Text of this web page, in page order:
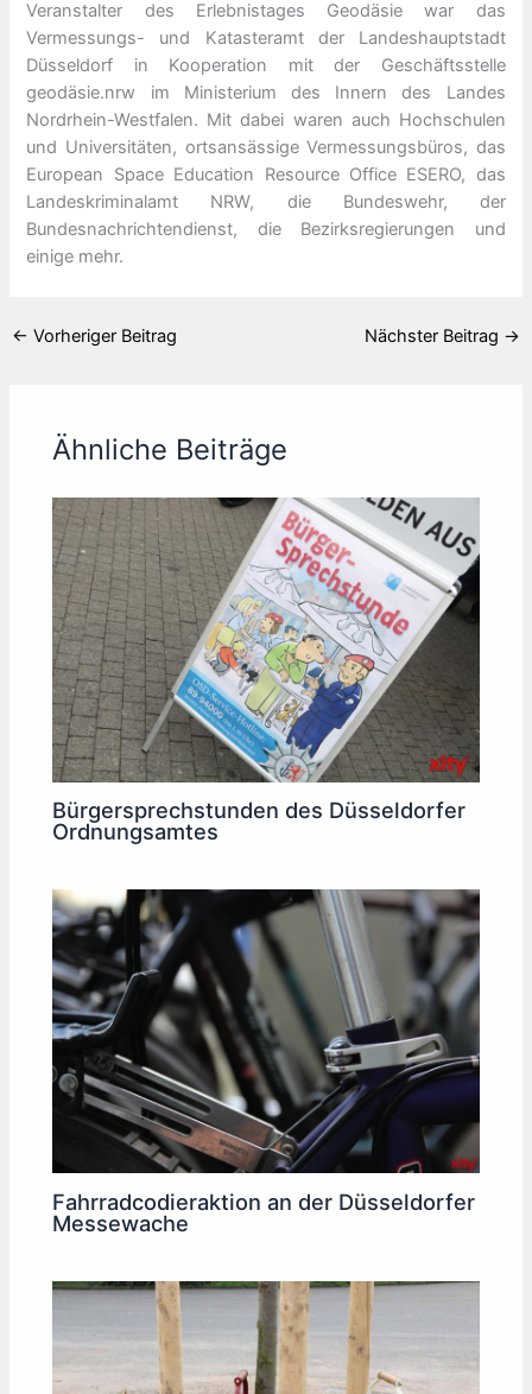
Veranstalter des Erlebnistages Geodäsie war das
Vermessungs- und Katasteramt der Landeshauptstadt
Düsseldorf in Kooperation mit der Geschäftsstelle
geodäsie.nrw im Ministerium des Innern des Landes
Nordrhein-Westfalen. Mit dabei waren auch Hochschulen
und Universitäten, ortsansässige Vermessungsbüros, das
European Space Education Resource Office ESERO, das
Landeskriminalamt NRW, die Bundeswehr, der
Bundesnachrichtendienst, die Bezirksregierungen und
einige mehr.
← Vorheriger Beitrag Nächster Beitrag →
Ähnliche Beiträge
Bürgersprechstunden des Düsseldorfer
Ordnungsamtes
Fahrradcodieraktion an der Düsseldorfer
Messewache